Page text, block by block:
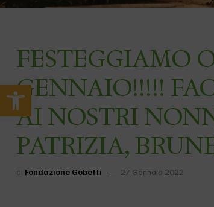
Apri la barra degli strumenti
FESTEGGIAMO
GENNAIO!!!!!
AI NOSTRI
PATRIZIA,
di Fondazione Gobetti 27 Gennaio 2022